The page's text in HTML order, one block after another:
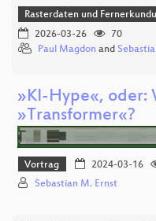
Rasterdaten und
2026-03-26
70
Paul Magdon and
»KI-Hype«, oder:
»Transformer«?
Vortrag 2024-03-16
Sebastian M. Ernst